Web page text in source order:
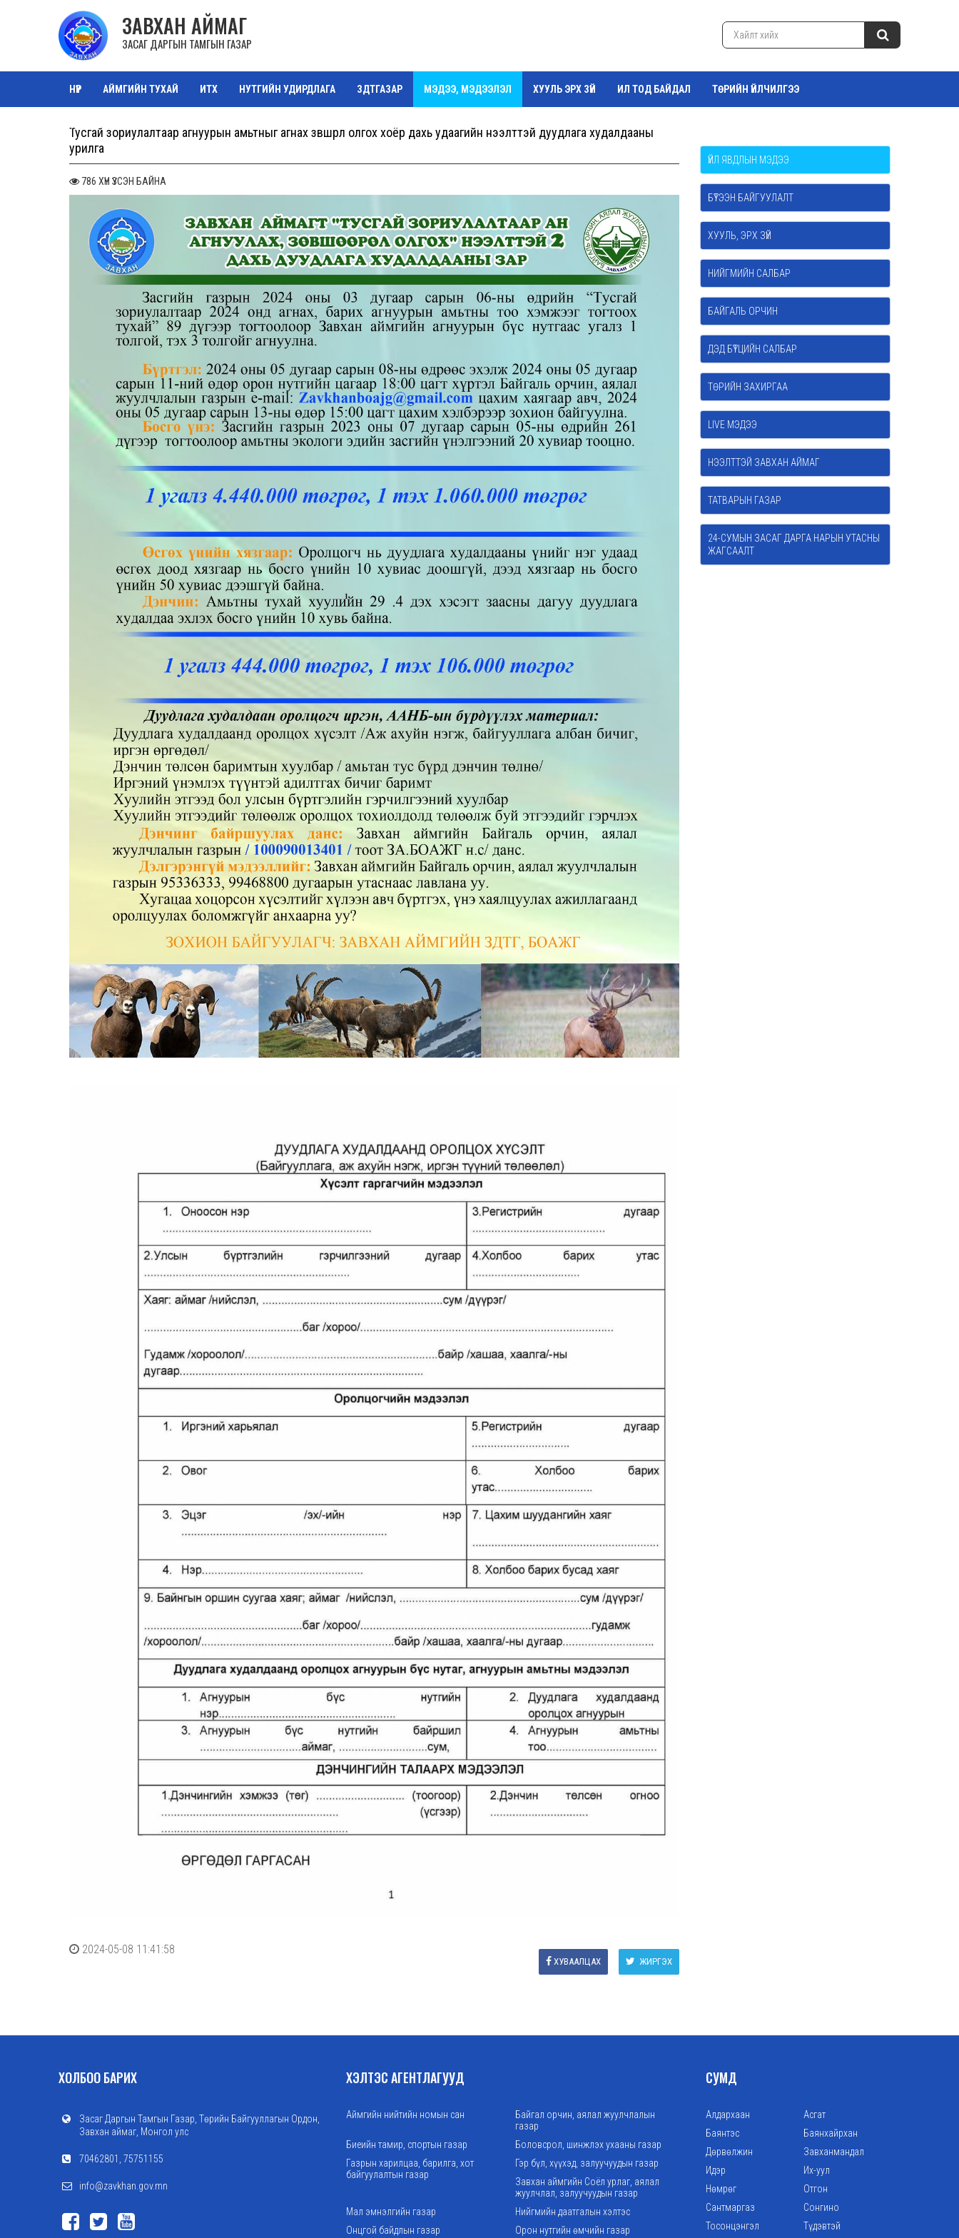
ЗАВХАН АЙМАГ
ЗАСАГ ДАРГЫН ТАМГЫН ГАЗАР
НҮҮР АЙМГИЙН ТУХАЙ ИТХ НУТГИЙН УДИРДЛАГА ЗДТГАЗАР МЭДЭЭ, МЭДЭЭЛЭЛ ХУУЛЬ ЭРХ ЗҮЙ ИЛ ТОД БАЙДАЛ ТӨРИЙН ҮЙЛЧИЛГЭЭ
Тусгай зориулалтаар агнуурын амьтныг агнах зөвшөөрөл олгох хоёр дахь удаагийн нээлттэй дуудлага худалдааны
урилга
786 ХҮН ҮЗСЭН БАЙНА
2024-05-08 11:41:58
ЖИРГЭХ
ХУВААЛЦАХ
ҮЙЛ ЯВДЛЫН МЭДЭЭ
БҮТЭЭН БАЙГУУЛАЛТ
ХУУЛЬ, ЭРХ ЗҮЙ
НИЙГМИЙН САЛБАР
БАЙГАЛЬ ОРЧИН
ДЭД БҮТЦИЙН САЛБАР
ТӨРИЙН ЗАХИРГАА
LIVE МЭДЭЭ
НЭЭЛТТЭЙ ЗАВХАН АЙМАГ
ТАТВАРЫН ГАЗАР
24-СУМЫН ЗАСАГ ДАРГА НАРЫН УТАСНЫ
ЖАГСААЛТ
ХОЛБОО БАРИХ
Засаг Даргын Тамгын Газар, Төрийн Байгууллагын Ордон,
Завхан аймаг, Монгол улс
70462801, 75751155
info@zavkhan.gov.mn
ХЭЛТЭС АГЕНТЛАГУУД
Аймгийн нийтийн номын сан
Байгал орчин, аялал жуулчлалын
газар
Биеийн тамир, спортын газар
Боловсрол, шинжлэх ухааны газар
Газрын харилцаа, барилга, хот
байгуулалтын газар
Гэр бүл, хүүхэд, залуучуудын газар
Завхан аймгийн Соёл урлаг, аялал
жуулчлал, залуучуудын газар
Мал эмнэлгийн газар
Нийгмийн даатгалын хэлтэс
Онцгой байдлын газар
Орон нутгийн өмчийн газар
СУМД
Алдархаан
Асгат
Баянтэс
Баянхайрхан
Дөрвөлжин
Завханмандал
Идэр
Их-уул
Нөмрөг
Отгон
Сантмаргаз
Сонгино
Тосонцэнгэл
Түдэвтэй